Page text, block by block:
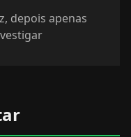
depois apenas